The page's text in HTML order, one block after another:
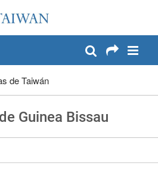
de Taiwán
Guinea Bissau